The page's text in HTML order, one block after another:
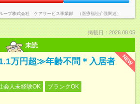
ープ株式会社 ケアサービス事業部 （医療福祉介護関連）
掲載日：2026.08.05
未読
NEW
万円超≫年齢不問＊入居者
会人未経験OK
ブランクOK